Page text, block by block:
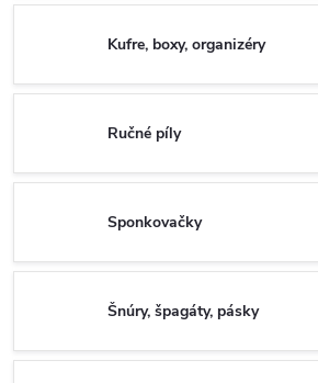
Kufre, boxy, organizéry
Ručné píly
Sponkovačky
Šnúry, špagáty, pásky